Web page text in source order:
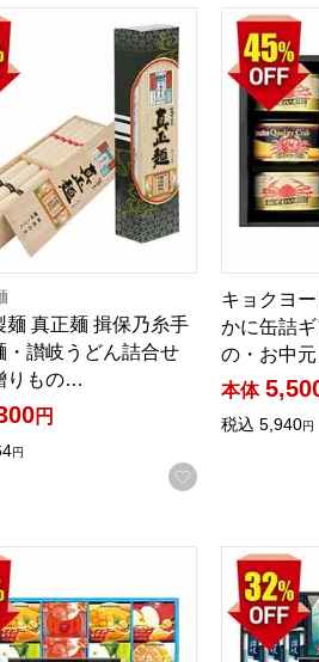
ティギフト【夏の贈りもの・お中
登録する
麺 真正麺 揖保乃糸手延べ素麺・
麺 真正麺 揖保乃糸手
・讃岐うどん詰合せ
りもの…
円
円
お気に入りに
キョクヨ
キョクヨ
かに缶詰
の・お中
本体
税込 5,940円
50R]贈りもの・お中元】[IWH-50AW]
ルーツゼリーギフト【夏の贈りも
讃岐・島